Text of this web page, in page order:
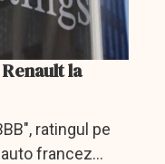
la
ratingul pe
francez